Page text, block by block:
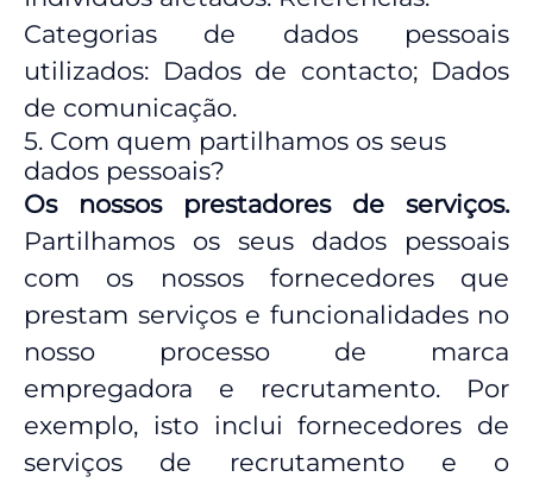
Categorias de dados pessoais
utilizados: Dados de contacto; Dados
de comunicação.
5. Com quem partilhamos os seus
dados pessoais?
Os nossos prestadores de serviços.
Partilhamos os seus dados pessoais
com os nossos fornecedores que
prestam serviços e funcionalidades no
nosso processo de marca
empregadora e recrutamento. Por
exemplo, isto inclui fornecedores de
serviços de recrutamento e o